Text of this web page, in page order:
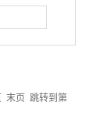
末页 跳转到第